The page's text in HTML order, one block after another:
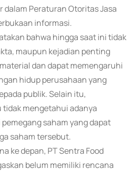
Peraturan Otoritas Jasa
informasi.
bahwa hingga saat ini tidak
maupun kejadian penting
dan dapat memengaruhi
hidup perusahaan yang
publik. Selain itu,
mengetahui adanya
saham yang dapat
saham tersebut.
ke depan, PT Sentra Food
belum memiliki rencana